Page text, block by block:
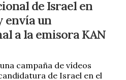
de Israel en
envía un
a la emisora KAN
campaña de vídeos
de Israel en el